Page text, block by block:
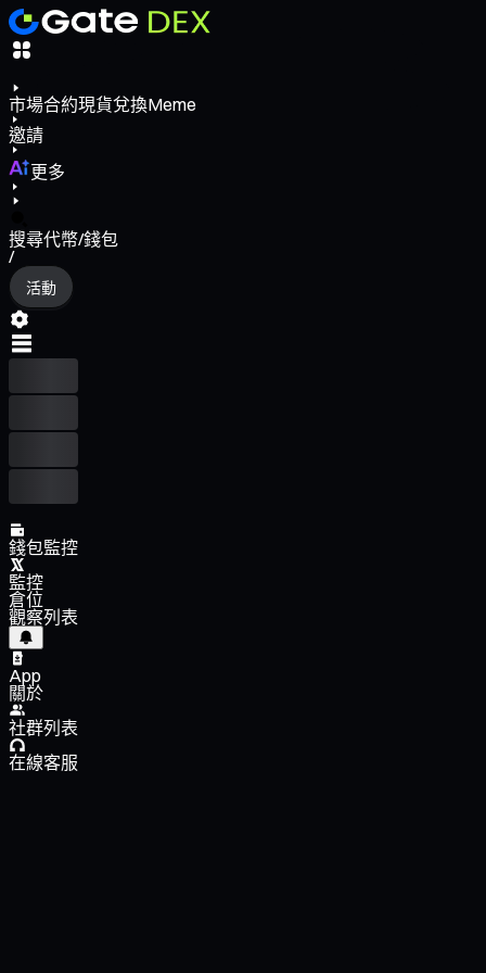
市場合約現貨兌換Meme
邀請
更多
搜尋代幣/錢包
/
活動
錢包監控
監控
倉位
觀察列表
App
關於
社群列表
在線客服